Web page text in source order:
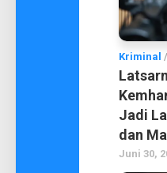
Kriminal /
Jadi
dan
Juni 30,